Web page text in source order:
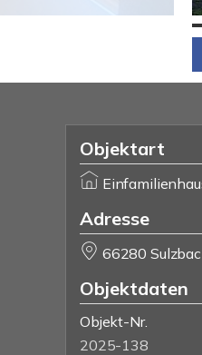
Objektart
Adresse
66280
Objektdaten
Objekt-Nr.
2025-138